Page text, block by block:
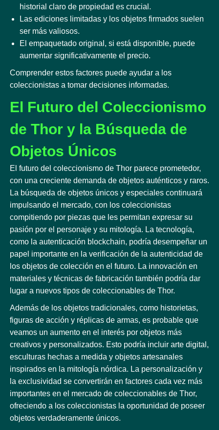
historial claro de propiedad es crucial.
Las ediciones limitadas y los objetos firmados suelen
ser más valiosos.
El empaquetado original, si está disponible, puede
aumentar significativamente el precio.
Comprender estos factores puede ayudar a los
coleccionistas a tomar decisiones informadas.
El Futuro del Coleccionismo
de Thor y la Búsqueda de
Objetos Únicos
El futuro del coleccionismo de Thor parece prometedor,
con una creciente demanda de objetos auténticos y raros.
La búsqueda de objetos únicos y especiales continuará
impulsando el mercado, con los coleccionistas
compitiendo por piezas que les permitan expresar su
pasión por el personaje y su mitología. La tecnología,
como la autenticación blockchain, podría desempeñar un
papel importante en la verificación de la autenticidad de
los objetos de colección en el futuro. La innovación en
materiales y técnicas de fabricación también podría dar
lugar a nuevos tipos de coleccionables de Thor.
Además de los objetos tradicionales, como historietas,
figuras de acción y réplicas de armas, es probable que
veamos un aumento en el interés por objetos más
creativos y personalizados. Esto podría incluir arte digital,
esculturas hechas a medida y objetos artesanales
inspirados en la mitología nórdica. La personalización y
la exclusividad se convertirán en factores cada vez más
importantes en el mercado de coleccionables de Thor,
ofreciendo a los coleccionistas la oportunidad de poseer
objetos verdaderamente únicos.